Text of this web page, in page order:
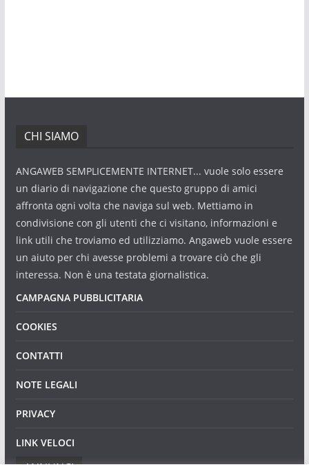
CHI SIAMO
ANGAWEB SEMPLICEMENTE INTERNET... vuole solo essere
un diario di navigazione che questo gruppo di amici
affronta ogni volta che naviga sul web. Mettiamo in
condivisione con gli utenti che ci visitano, informazioni e
link utili che troviamo ed utilizziamo. Angaweb vuole essere
un aiuto per chi avesse problemi a trovare ciò che gli
interessa. Non è una testata giornalistica.
CAMPAGNA PUBBLICITARIA
COOKIES
CONTATTI
NOTE LEGALI
PRIVACY
LINK VELOCI
ANNUNCI